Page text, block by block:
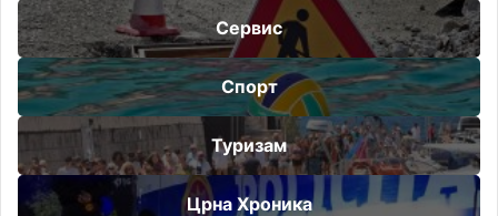
Сервис
Спорт
Туризам
Црна Хроника